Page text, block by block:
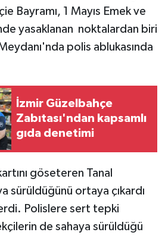
Bayramı, 1 Mayıs Emek ve
yasaklanan noktalardan biri
polis ablukasında
İzmir Güzelbahçe
Zabıtası'ndan kapsamlı
gıda denetimi
göseteren Tanal
sürüldüğünü ortaya çıkardı
Polislere sert tepki
de sahaya sürüldüğü